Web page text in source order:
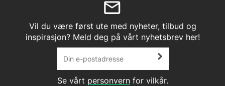
Vil du være først ute med nyheter, tilbud og
inspirasjon? Meld deg på vårt nyhetsbrev her!
Se vårt personvernfor vilkår.